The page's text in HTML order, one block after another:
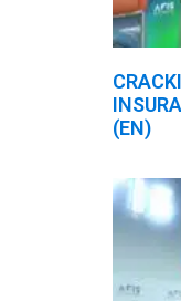
(EN)